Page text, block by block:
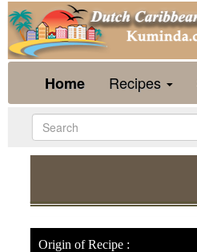
Home Recipes
Origin of Recipe :